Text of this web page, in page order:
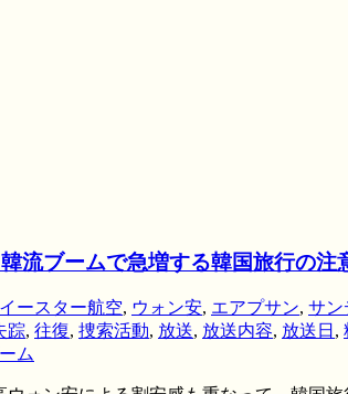
流ブームで急増する韓国旅行の
イースター航空, ウォン安, エアプサン, サン
踪, 往復, 捜索活動, 放送, 放送内容, 放送日 ,
ム